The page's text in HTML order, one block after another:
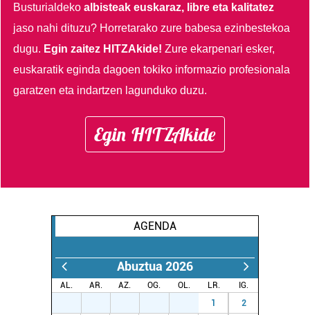
Busturialdekoalbisteak euskaraz, libre eta kalitatez
jaso nahi dituzu? Horretarako zure babesa ezinbestekoa
dugu. Egin zaitez HITZAkide!Zure ekarpenari esker,
euskaratik eginda dagoen tokiko informazio profesionala
garatzen eta indartzen lagunduko duzu.
Egin HITZAkide
AGENDA
Abuztua 2026
AL. AR. AZ. OG. OL. LR.
IG.
1 2